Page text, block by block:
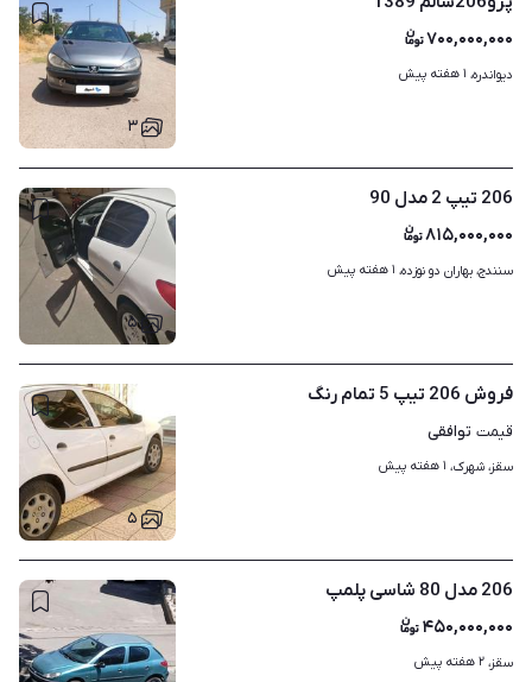
۳
۷۰۰,۰۰۰,۰۰۰
دیواندره، ۱ هفته پیش
۵
206 تیپ 2 مدل 90
۸۱۵,۰۰۰,۰۰۰
سنندج، بهاران دو نوزده، ۱ هفته پیش
۵
فروش 206 تیپ 5 تمام رنگ
قیمت توافقی
سقز، شهرک، ۱ هفته پیش
206 مدل 80 شاسی پلمپ
۴۵۰,۰۰۰,۰۰۰
سقز، ۲ هفته پیش